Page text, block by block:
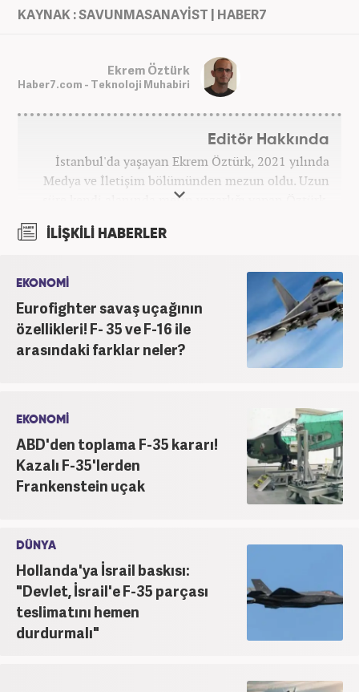
KAYNAK : SAVUNMASANAYİST | HABER7
Ekrem Öztürk
Haber7.com - Teknoloji Muhabiri
Editör Hakkında
İstanbul'da yaşayan Ekrem Öztürk, 2021 yılında
Medya ve İletişim bölümünden mezun oldu. Uzun
süre kendi alanında metin yazarlığı yapan Öztürk,
şu an Haber7.com'da "Muhabir - Editör" olarak görev
yapmaktadır. Ayrıca günümüz insan ilişkilerinde
inanmakta ve bu değerleri meslek hayatında da ön
planda tutmaktadır.
İLİŞKİLİ HABERLER
EKONOMİ
Eurofighter savaş uçağının
özellikleri! F- 35 ve F-16 ile
arasındaki farklar neler?
EKONOMİ
ABD'den toplama F-35 kararı!
Kazalı F-35'lerden
Frankenstein uçak
DÜNYA
Hollanda'ya İsrail baskısı:
"Devlet, İsrail'e F-35 parçası
teslimatını hemen
durdurmalı"